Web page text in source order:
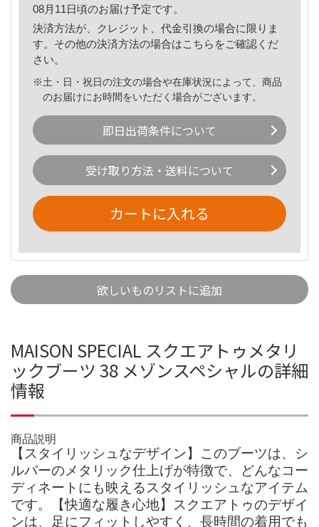
08月11日頃のお届け予定です。
決済方法が、クレジット、代金引換の場合に限りま
す。その他の決済方法の場合はこちら をご確認くだ
さい。
※土・日・祝日の注文の場合や在庫状況によって、商品
のお届けにお時間をいただく場合がございます。
即日出荷条件について
受け取り方法・送料について
カートに入れる
欲しいものリストに追加
MAISON SPECIAL スクエアトゥメタリ
ックブーツ 38 メゾンスペシャルの詳細
情報
商品説明
【スタイリッシュなデザイン】このブーツは、シ
ルバーのメタリック仕上げが特徴で、どんなコー
ディネートにも映えるスタイリッシュなアイテム
です。【快適な履き心地】スクエアトゥのデザイ
ンは、足にフィットしやすく、長時間の着用でも